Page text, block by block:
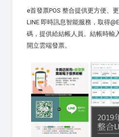
e首發票POS 整合提供更方便、
LINE 即時訊息智能服務，取得
碼，提供給結帳人員。結帳時輸
開立雲端發票。